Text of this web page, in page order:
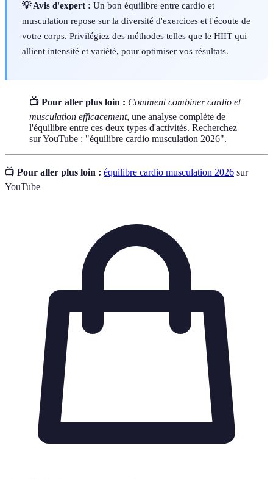
💡 Avis d'expert : Un bon équilibre entre cardio et
musculation repose sur la diversité d'exercices et l'écoute de
votre corps. Privilégiez des méthodes telles que le HIIT qui
allient intensité et variété, pour optimiser vos résultats.
📺 Pour aller plus loin : Comment combiner cardio et
musculation efficacement, une analyse complète de
l'équilibre entre ces deux types d'activités. Recherchez
sur YouTube : "équilibre cardio musculation 2026".
📺 Pour aller plus loin : équilibre cardio musculation 2026 sur
YouTube